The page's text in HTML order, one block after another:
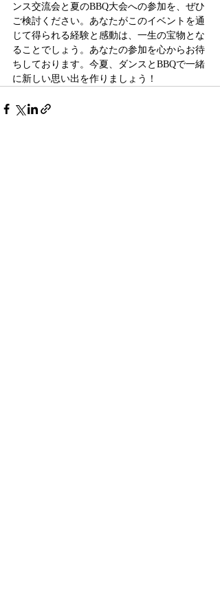
ンス交流会と夏のBBQ大会への参加を、ぜひ
ご検討ください。あなたがこのイベントを通
じて得られる経験と感動は、一生の宝物とな
ることでしょう。あなたの参加を心からお待
ちしております。今夏、ダンスとBBQで一緒
に新しい思い出を作りましょう！